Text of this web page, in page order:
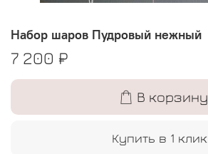
Набор шаров Пудровый нежный
7 200 ₽
В корзину
Купить в 1 клик